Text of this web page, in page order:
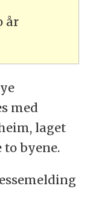
år
med
laget
byene.